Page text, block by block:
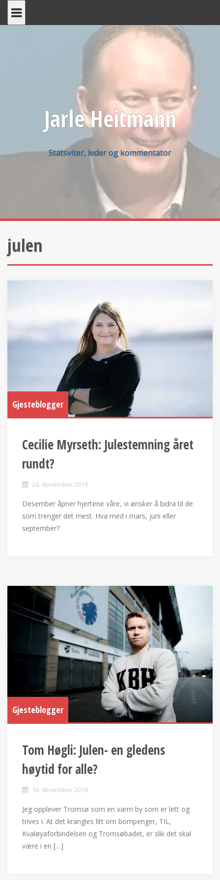
Jarle Heitmann
Statsviter, leder og kommentator
julen
Gjesteblogger
Cecilie Myrseth: Julestemning året
rundt?
24. desember 2016
Desember åpner hjertene våre, vi ønsker å bidra til de
som trenger det mest. Hva med i mars, juni eller
september?
Gjesteblogger
Tom Høgli: Julen- en gledens
høytid for alle?
16. desember 2016
Jeg opplever Tromsø som en varm by som er lett og
trives i. At det krangles litt om bompenger, TIL,
Kvaløyaforbindelsen og Tromsøbadet, er slik det skal
være i en […]